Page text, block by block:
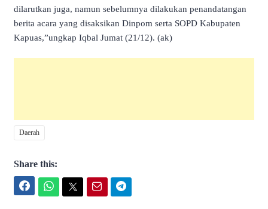
dilarutkan juga, namun sebelumnya dilakukan penandatangan
berita acara yang disaksikan Dinpom serta SOPD Kabupaten
Kapuas,”ungkap Iqbal Jumat (21/12). (ak)
Daerah
Share this: